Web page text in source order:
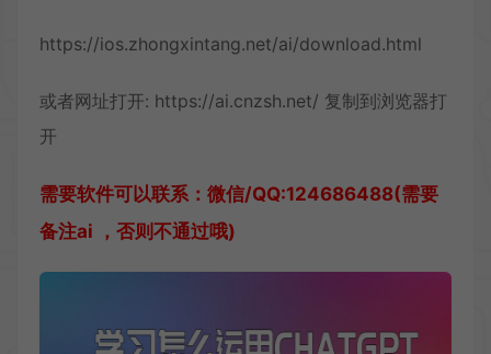
https://ios.zhongxintang.net/ai/download.html
或者网址打开: https://ai.cnzsh.net/ 复制到浏览器打
开
需要软件可以联系：微信/QQ:124686488(需要
备注ai ，否则不通过哦)